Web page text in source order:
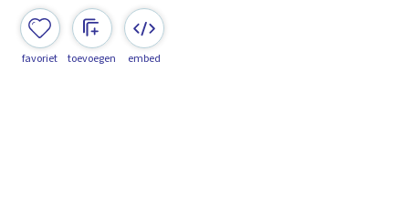
favoriet toevoegen embed